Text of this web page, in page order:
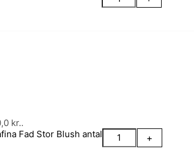
kr..
Fad Stor Blush antal +